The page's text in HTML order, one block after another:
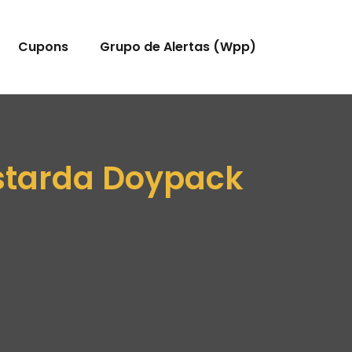
Cupons Grupo de Alertas (Wpp)
Doypack